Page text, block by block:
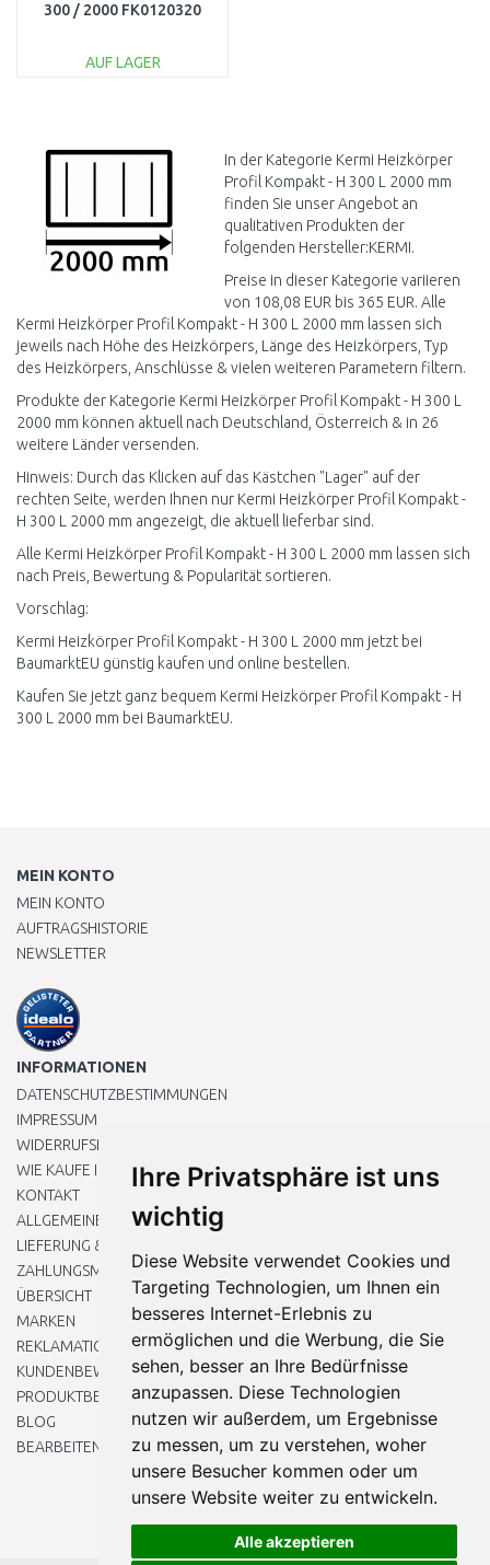
Ihre Privatsphäre ist uns
wichtig
Diese Website verwendet Cookies und
Targeting Technologien, um Ihnen ein
besseres Internet-Erlebnis zu
ermöglichen und die Werbung, die Sie
sehen, besser an Ihre Bedürfnisse
anzupassen. Diese Technologien
nutzen wir außerdem, um Ergebnisse
zu messen, um zu verstehen, woher
unsere Besucher kommen oder um
unsere Website weiter zu entwickeln.
Alle akzeptieren
300 / 2000 FK0120320
AUF LAGER
Vergleichen
In der Kategorie Kermi Heizkörper
Profil Kompakt - H 300 L 2000 mm
finden Sie unser Angebot an
qualitativen Produkten der
folgenden Hersteller:KERMI.
Preise in dieser Kategorie variieren
von 108,08 EUR bis 365 EUR. Alle
Kermi Heizkörper Profil Kompakt - H 300 L 2000 mm lassen sich
jeweils nach Höhe des Heizkörpers, Länge des Heizkörpers, Typ
des Heizkörpers, Anschlüsse & vielen weiteren Parametern filtern.
Produkte der Kategorie Kermi Heizkörper Profil Kompakt - H 300 L
2000 mm können aktuell nach Deutschland, Österreich & in 26
weitere Länder versenden.
Hinweis: Durch das Klicken auf das Kästchen "Lager" auf der
rechten Seite, werden Ihnen nur Kermi Heizkörper Profil Kompakt -
H 300 L 2000 mm angezeigt, die aktuell lieferbar sind.
Alle Kermi Heizkörper Profil Kompakt - H 300 L 2000 mm lassen sich
nach Preis, Bewertung & Popularität sortieren.
Vorschlag:
Kermi Heizkörper Profil Kompakt - H 300 L 2000 mm jetzt bei
BaumarktEU günstig kaufen und online bestellen.
Kaufen Sie jetzt ganz bequem Kermi Heizkörper Profil Kompakt - H
300 L 2000 mm bei BaumarktEU.
MEIN KONTO
MEIN KONTO
AUFTRAGSHISTORIE
NEWSLETTER
INFORMATIONEN
DATENSCHUTZBESTIMMUNGEN
IMPRESSUM
WIDERRUFSRECHT
WIE KAUFE ICH EIN?
KONTAKT
ALLGEMEINEN GESCHÄFTSBEDINGUNGEN
LIEFERUNG & ZAHLUNG
ZAHLUNGSMETHODEN
ÜBERSICHT
MARKEN
REKLAMATIONEN UND RETOUREN
KUNDENBEWERTUNG
PRODUKTBEWERTUNG
BLOG
BEARBEITEN SIE MEINE COOKIE-EINSTELLUNGEN